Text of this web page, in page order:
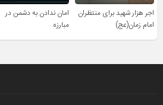
اجر هزار شهید برای منتظران
امام زمان(عج)
امان ندادن به دشمن در
مبارزه